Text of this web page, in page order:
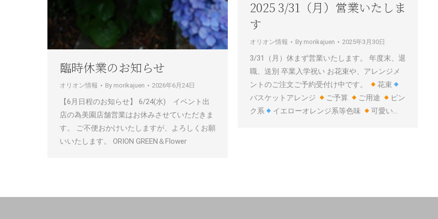
臨時休業のお知らせ
オリオン情報 By morikajuen 2026年6月24日
【6月日程のお知らせ】 6/24(水) イベント出
店の為美園店舗営業はお休みさせていただきま
す。 ご不便おかけいたしますが、よろしくお願
いいたします。 ORION GREEN＆Flower
2025 3/31（月）営業いたしま
す
オリオン情報 By morikajuen 2025年3月30日
3/31（月）休まず営業いたします。 年度末、退
職、送別 卒業入学祝い お花束や、アレンジメ
ントのご注文ご予約受付け中です。
花束
バスケットアレンジ
ご予算 ご用途
ピン
ク系
イエローオレンジ系等色味 可愛い…